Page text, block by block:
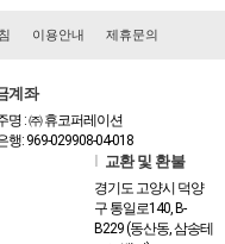
이용안내 제휴문의
계좌
명 : ㈜ 휴코퍼레이션
행: 969-029908-04-018
교환 및 환불
경기도 고양시 덕양
구 통일로140, B-
B229 (동산동, 삼송테